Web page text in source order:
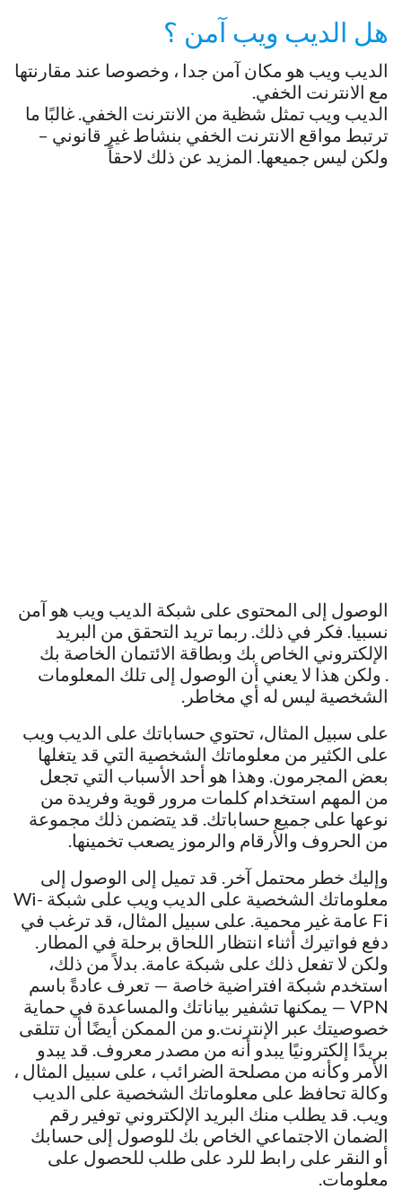
هل الديب ويب آمن ؟
الديب ويب هو مكان آمن جدا ، وخصوصا عند مقارنتها
مع الانترنت الخفي.
الديب ويب تمثل شظية من الانترنت الخفي. غالبًا ما
ترتبط مواقع الانترنت الخفي بنشاط غير قانوني –
ولكن ليس جميعها. المزيد عن ذلك لاحقاً
الوصول إلى المحتوى على شبكة الديب ويب هو آمن
نسبيا. فكر في ذلك. ربما تريد التحقق من البريد
الإلكتروني الخاص بك وبطاقة الائتمان الخاصة بك
. ولكن هذا لا يعني أن الوصول إلى تلك المعلومات
الشخصية ليس له أي مخاطر.
على سبيل المثال، تحتوي حساباتك على الديب ويب
على الكثير من معلوماتك الشخصية التي قد يتغلها
بعض المجرمون. وهذا هو أحد الأسباب التي تجعل
من المهم استخدام كلمات مرور قوية وفريدة من
نوعها على جميع حساباتك. قد يتضمن ذلك مجموعة
من الحروف والأرقام والرموز يصعب تخمينها.
وإليك خطر محتمل آخر. قد تميل إلى الوصول إلى
معلوماتك الشخصية على الديب ويب على شبكة Wi-
Fi عامة غير محمية. على سبيل المثال، قد ترغب في
دفع فواتيرك أثناء انتظار اللحاق برحلة في المطار.
ولكن لا تفعل ذلك على شبكة عامة. بدلاً من ذلك،
استخدم شبكة افتراضية خاصة — تعرف عادةً باسم
VPN — يمكنها تشفير بياناتك والمساعدة في حماية
خصوصيتك عبر الإنترنت.و من الممكن أيضًا أن تتلقى
بريدًا إلكترونيًا يبدو أنه من مصدر معروف. قد يبدو
الأمر وكأنه من مصلحة الضرائب ، على سبيل المثال ،
وكالة تحافظ على معلوماتك الشخصية على الديب
ويب. قد يطلب منك البريد الإلكتروني توفير رقم
الضمان الاجتماعي الخاص بك للوصول إلى حسابك
أو النقر على رابط للرد على طلب للحصول على
معلومات.